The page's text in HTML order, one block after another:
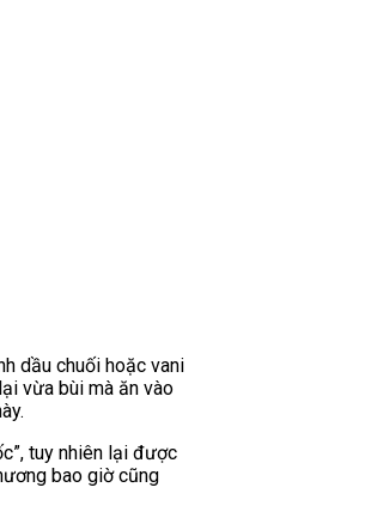
dầu chuối hoặc vani
vừa bùi mà ăn vào
tuy nhiên lại được
bao giờ cũng